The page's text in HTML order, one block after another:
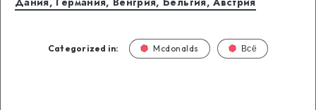
Categorized in: Mcdonalds Всё